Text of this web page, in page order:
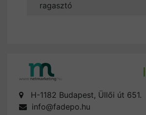
ragasztó
H-1182 Budapest, Üllői út 651.
info@fadepo.hu